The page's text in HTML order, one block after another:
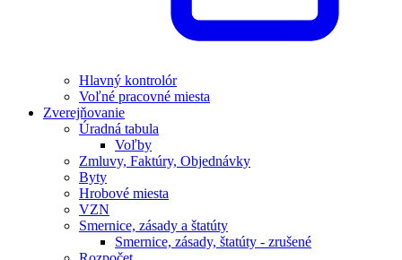
Hlavný kontrolór
Voľné pracovné miesta
Zverejňovanie
Úradná tabula
Voľby
Zmluvy, Faktúry, Objednávky
Byty
Hrobové miesta
VZN
Smernice, zásady a štatúty
Smernice, zásady, štatúty - zrušené